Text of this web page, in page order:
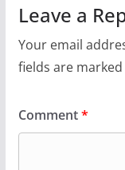
Leave a
Your email
fields are marked
Comment*